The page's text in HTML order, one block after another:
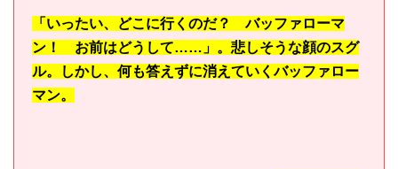
「いったい、どこに行くのだ？ バッファローマ
ン！ お前はどうして……」。悲しそうな顔のスグ
ル。しかし、何も答えずに消えていくバッファロー
マン。